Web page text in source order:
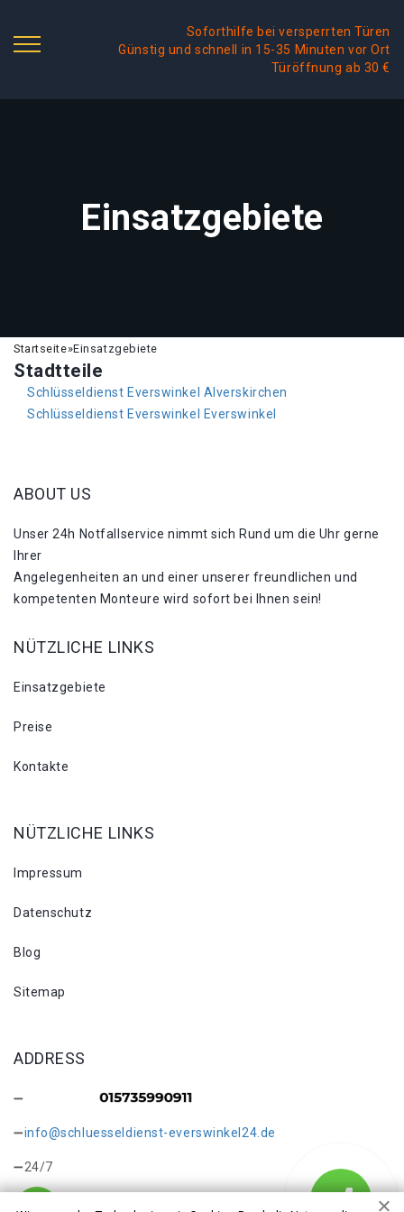
Soforthilfe bei versperrten Türen
Günstig und schnell in 15-35 Minuten vor Ort
Türöffnung ab 30 €
Einsatzgebiete
Startseite»Einsatzgebiete
Stadtteile
Schlüsseldienst Everswinkel Alverskirchen
Schlüsseldienst Everswinkel Everswinkel
ABOUT US
Unser 24h Notfallservice nimmt sich Rund um die Uhr gerne
Ihrer
Angelegenheiten an und einer unserer freundlichen und
kompetenten Monteure wird sofort bei Ihnen sein!
NÜTZLICHE LINKS
Einsatzgebiete
Preise
Kontakte
NÜTZLICHE LINKS
Impressum
Datenschutz
Blog
Sitemap
ADDRESS
info@schluesseldienst-everswinkel24.de
24/7